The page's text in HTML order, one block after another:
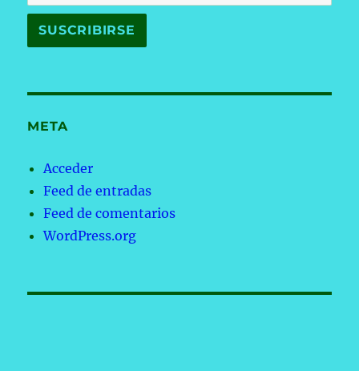
META
Acceder
Feed de entradas
Feed de comentarios
WordPress.org